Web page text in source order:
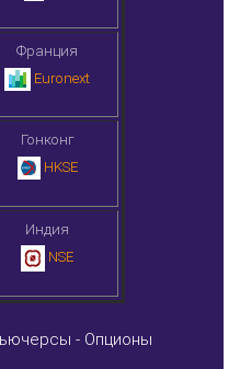
Франция
Euronext
Гонконг
HKSE
Индия
NSE
- Опционы